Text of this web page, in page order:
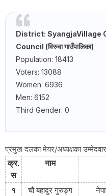
District: SyangjaVillage
Council (विरुवा गाउँपालिका)
Population: 18413
Voters: 13088
Women: 6936
Men: 6152
Third Gender: 0
प्रमुख दलका मेयर/अध्यक्षका
क्र.
स
नाम
१ चौ बहादुर गुरुङ्ग